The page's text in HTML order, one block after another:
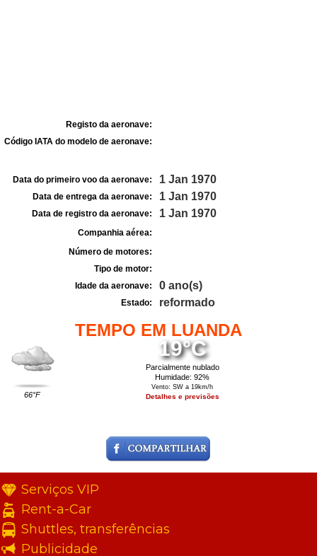
Registo da aeronave:
Código IATA do modelo de aeronave:
Data do primeiro voo da aeronave: 1 Jan 1970
Data de entrega da aeronave: 1 Jan 1970
Data de registro da aeronave: 1 Jan 1970
Companhia aérea:
Número de motores:
Tipo de motor:
Idade da aeronave:
0 ano(s)
Estado: reformado
TEMPO EM LUANDA
66°F
19°C
Parcialmente nublado
Humidade: 92%
Vento: SW a 19km/h
Detalhes e previsões
Serviços VIP
Rent-a-Car
Shuttles, transferências
Publicidade